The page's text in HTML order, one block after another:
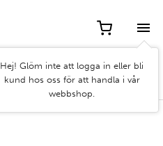
Hej! Glöm inte att logga in eller bli
kund hos oss för att handla i vår
webbshop.